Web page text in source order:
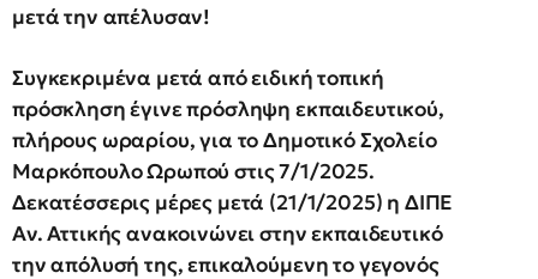
μετά την απέλυσαν!
Συγκεκριμένα μετά από ειδική τοπική
πρόσκληση έγινε πρόσληψη εκπαιδευτικού,
πλήρους ωραρίου, για το Δημοτικό Σχολείο
Μαρκόπουλο Ωρωπού στις 7/1/2025.
Δεκατέσσερις μέρες μετά (21/1/2025) η ΔΙΠΕ
Αν. Αττικής ανακοινώνει στην εκπαιδευτικό
την απόλυσή της, επικαλούμενη το γεγονός